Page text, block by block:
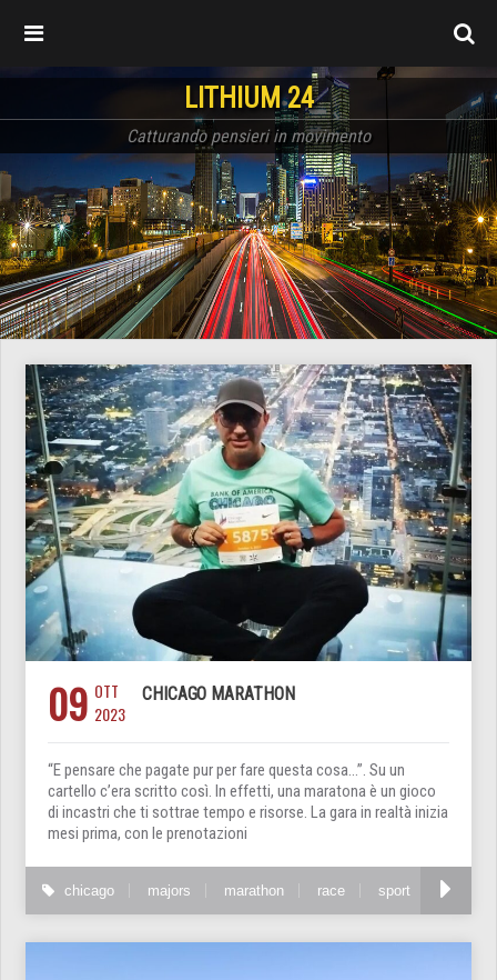
LITHIUM 24
Catturando pensieri in movimento
09 OTT
2023
CHICAGO MARATHON
“E pensare che pagate pur per fare questa cosa…”. Su un
cartello c’era scritto così. In effetti, una maratona è un gioco
di incastri che ti sottrae tempo e risorse. La gara in realtà inizia
mesi prima, con le prenotazioni
chicago majors marathon race sport